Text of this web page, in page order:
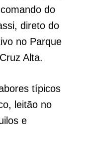
do
direto do
no Parque
Alta.
típicos
leitão no
e